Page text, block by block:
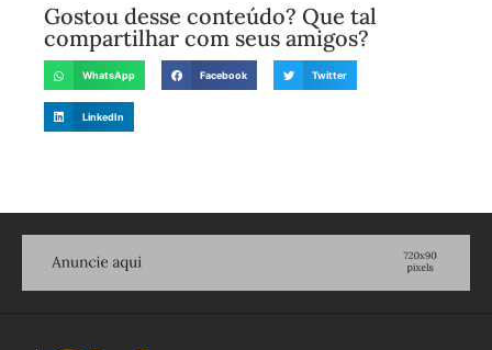
Gostou desse conteúdo? Que tal
compartilhar com seus amigos?
WhatsApp Facebook Twitter
LinkedIn